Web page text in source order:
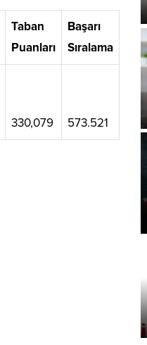
Taban
Puanları
Başarı
Sıralama
330,079 573.521